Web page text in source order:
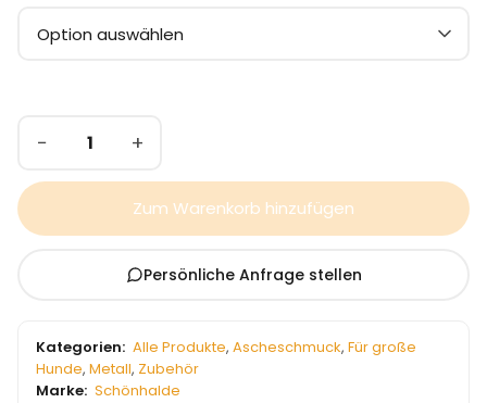
− +
Zum Warenkorb hinzufügen
Persönliche Anfrage stellen
Kategorien: Alle Produkte, Ascheschmuck, Für große
Hunde, Metall, Zubehör
Marke: Schönhalde